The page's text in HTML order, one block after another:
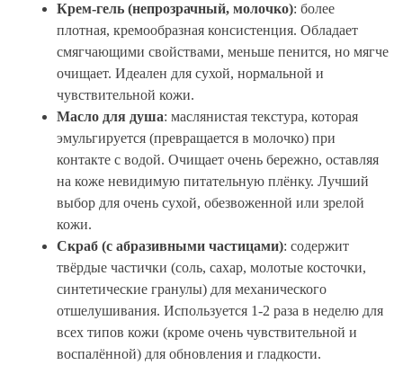
Крем-гель (непрозрачный, молочко): более
плотная, кремообразная консистенция. Обладает
смягчающими свойствами, меньше пенится, но мягче
очищает. Идеален для сухой, нормальной и
чувствительной кожи.
Масло для душа: маслянистая текстура, которая
эмульгируется (превращается в молочко) при
контакте с водой. Очищает очень бережно, оставляя
на коже невидимую питательную плёнку. Лучший
выбор для очень сухой, обезвоженной или зрелой
кожи.
Скраб (с абразивными частицами): содержит
твёрдые частички (соль, сахар, молотые косточки,
синтетические гранулы) для механического
отшелушивания. Используется 1-2 раза в неделю для
всех типов кожи (кроме очень чувствительной и
воспалённой) для обновления и гладкости.